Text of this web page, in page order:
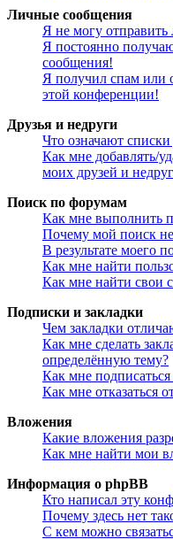
Личные сообщения
Я не могу
Я постоянно
сообщения!
Я получил спам или
этой конференции!
Друзья и недруги
Что означают
Как мне добавлять/
моих друзей и
Поиск по форумам
Как мне выполнить
Почему мой поиск не
В результате моего
Как мне найти
Как мне найти свои
Подписки и закладки
Чем закладки
Как мне сделать
определённую тему?
Как мне
Как мне отказаться
Вложения
Какие вложения
Как мне найти мои
Информация о phpBB
Кто написал эту
Почему здесь нет
С кем можно